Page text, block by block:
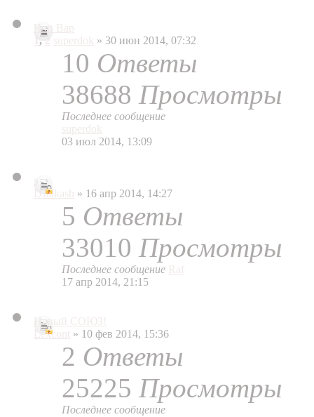
Чип Вар
,2 » 30 июн 2014, 07:32
10 Ответы
38688 Просмотры
Последнее сообщение
03 июл 2014, 13:09
DJalkash
» 16 апр 2014, 14:27
5 Ответы
33010 Просмотры
Последнее сообщение
17 апр 2014, 21:15
Новый СОЮЗ!
Lexcont
» 10 фев 2014, 15:36
2 Ответы
25225 Просмотры
Последнее сообщение